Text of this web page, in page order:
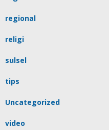
olahraga
opini
otomotif
Pendidikan
ragam
regional